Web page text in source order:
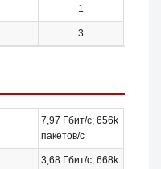
1
3
7,97 Гбит/с; 656k
пакетов/с
3,68 Гбит/с; 668k